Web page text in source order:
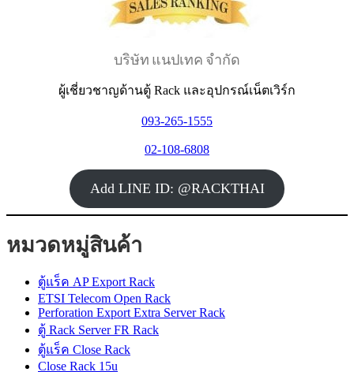
บริษัท แนปเทค จำกัด
ผู้เชี่ยวชาญด้านตู้ Rack และอุปกรณ์เน็ตเวิร์ก
093-265-1555
02-108-6808
Add LINE ID: @RACKTHAI
หมวดหมู่สินค้า
ตู้แร็ค AP Export Rack
ETSI Telecom Open Rack
Perforation Export Extra Server Rack
ตู้ Rack Server FR Rack
ตู้แร็ค Close Rack
Close Rack 15u